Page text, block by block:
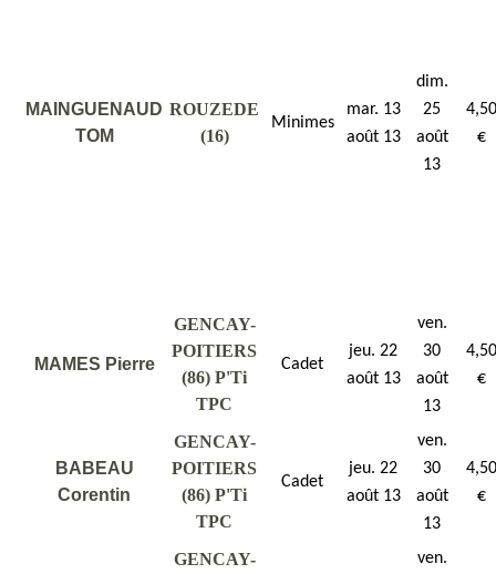
MAINGUENAUD
TOM
ROUZEDE
(16)
Minimes
mar. 13
août 13
dim.
25
août
13
4,50
€
MAMES Pierre
GENCAY-
POITIERS
(86) P'Ti
TPC
Cadet
jeu. 22
août 13
ven.
30
août
13
4,50
€
BABEAU
Corentin
GENCAY-
POITIERS
(86) P'Ti
TPC
Cadet
jeu. 22
août 13
ven.
30
août
13
4,50
€
GENCAY-
ven.